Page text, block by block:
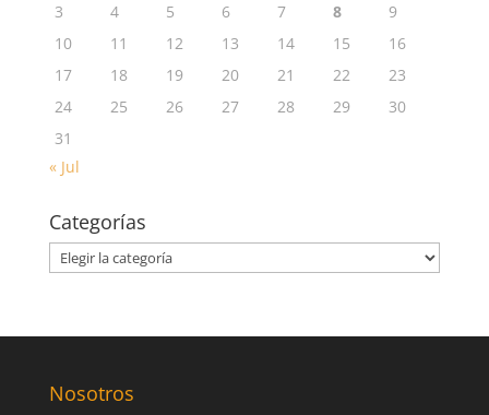
3
4 5 6 7 8
9
10
11 12 13 14 15
16
17
18 19 20 21 22
23
24
25 26 27 28 29
30
31
« Jul
Categorías
Categorías
Nosotros